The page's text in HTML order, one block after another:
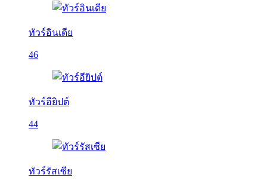
ทัวร์อินเดีย
46
ทัวร์อียิปต์
44
ทัวร์รัสเซีย